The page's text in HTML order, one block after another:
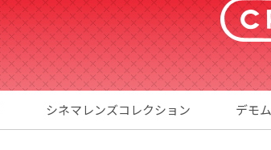
シネマレンズコレクション デモ